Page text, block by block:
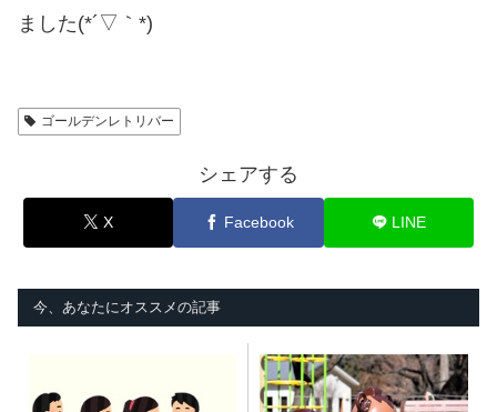
ました(*´▽｀*)
ゴールデンレトリバー
シェアする
X Facebook LINE
今、あなたにオススメの記事